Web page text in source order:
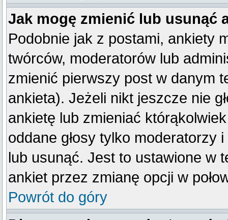
Jak mogę zmienić lub usunąć
Podobnie jak z postami, ankiety
twórców, moderatorów lub
zmienić pierwszy post w danym
ankieta). Jeżeli nikt jeszcze nie
ankietę lub zmieniać
oddane głosy tylko moderatorzy
lub usunąć. Jest to ustawione w
ankiet przez zmianę opcji w
Powrót do góry